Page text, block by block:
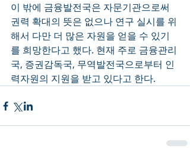
이 밖에 금융발전국은 자문기관으로써
권력 확대의 뜻은 없으나 연구 실시를 위
해서 다만 더 많은 자원을 얻을 수 있기
를 희망한다고 했다. 현재 주로 금융관리
국, 증권감독국, 무역발전국으로부터 인
력자원의 지원을 받고 있다고 한다.